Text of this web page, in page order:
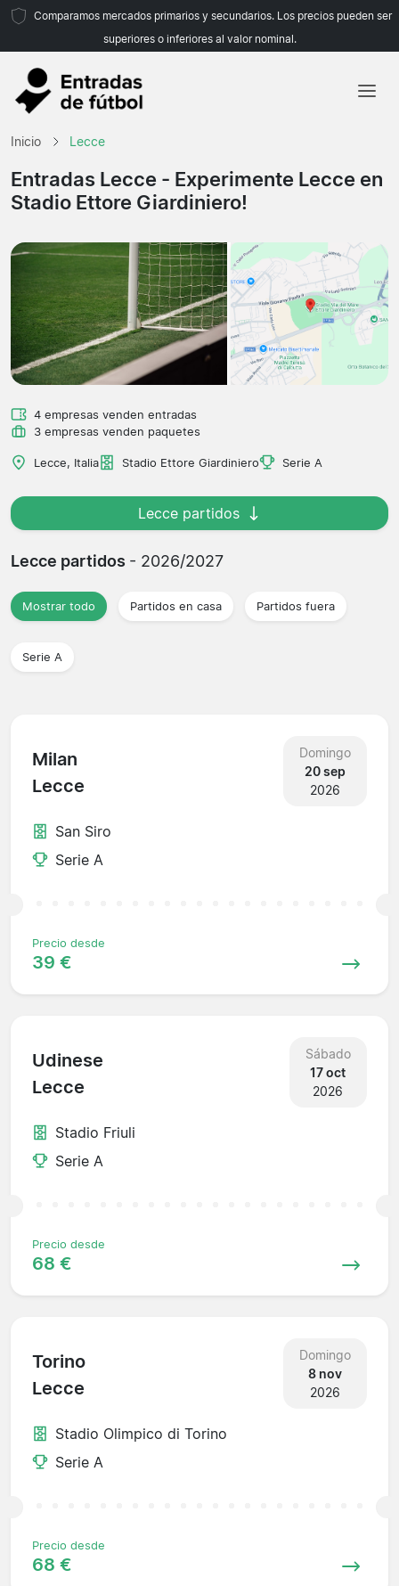
Comparamos mercados primarios y secundarios. Los precios pueden ser
superiores o inferiores al valor nominal.
Equipos
Ligas
Inicio Lecce
Entradas Lecce - Experimente Lecce en
Stadio Ettore Giardiniero!
4 empresas venden entradas
3 empresas venden paquetes
Lecce, Italia Stadio Ettore Giardiniero Serie A
Lecce partidos
Lecce partidos - 2026/2027
Mostrar todo Partidos en casa Partidos fuera
Serie A
Milan
Lecce
Domingo
20 sep
2026
San Siro
Serie A
Precio desde
39 €
Udinese
Lecce
Sábado
17 oct
2026
Stadio Friuli
Serie A
Precio desde
68 €
Torino
Lecce
Domingo
8 nov
2026
Stadio Olimpico di Torino
Serie A
Precio desde
68 €